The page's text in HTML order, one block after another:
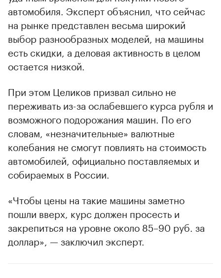
00:00 /
автомобиля. Эксперт объяснил, что сейчас
на рынке представлен весьма широкий
выбор разнообразных моделей, на машины
есть скидки, а деловая активность в целом
остается низкой.
При этом Целиков призвал сильно не
переживать из-за ослабевшего курса рубля и
возможного подорожания машин. По его
словам, «незначительные» валютные
колебания не смогут повлиять на стоимость
автомобилей, официально поставляемых и
собираемых в России.
«Чтобы цены на такие машины заметно
пошли вверх, курс должен просесть и
закрепиться на уровне около 85–90 руб. за
доллар», — заключил эксперт.